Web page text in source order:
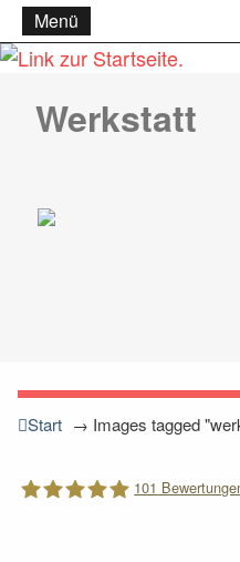
Menü
Werkstatt
Start → Images tagged
101